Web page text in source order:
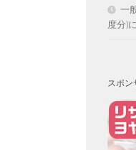
一
度分)
スポン